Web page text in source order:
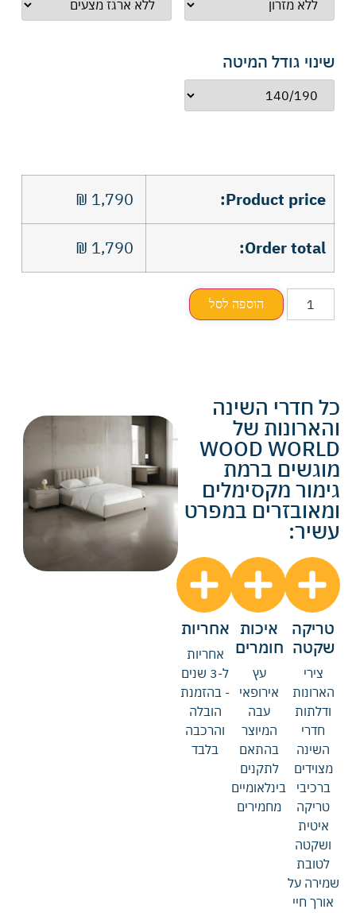
שינוי גודל המיטה
Product price:
1,790
₪
Order total:
1,790
₪
הוספה לסל
כל חדרי השינה
והארונות של
WOOD WORLD
מוגשים ברמת
גימור מקסימלים
ומאובזרים במפרט
עשיר:
טריקה
שקטה
צירי
הארונות
ודלתות
חדרי
השינה
מצוידים
ברכיבי
טריקה
איטית
ושקטה
לטובת
שמירה על
אורך חיי
איכות
חומרים
עץ
אירופאי
עבה
המיוצר
בהתאם
לתקנים
בינלאומיים
מחמירים
אחריות
אחריות
ל-3 שנים
- בהזמנת
הובלה
והרכבה
בלבד